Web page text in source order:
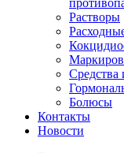
Растворы
Средства
Болюсы
Контакты
Новости